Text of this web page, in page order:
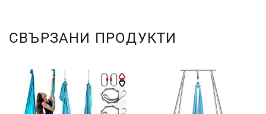
СВЪРЗАНИ ПРОДУКТИ